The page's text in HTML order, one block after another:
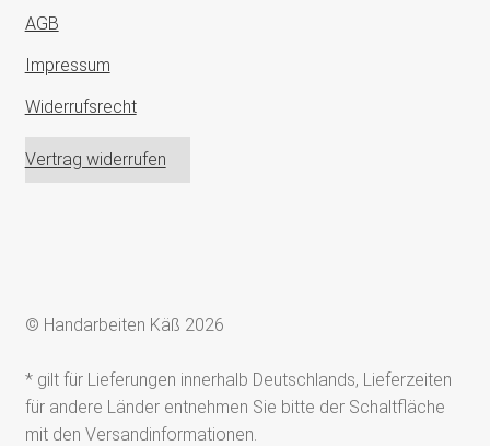
AGB
Impressum
Widerrufsrecht
Vertrag widerrufen
© Handarbeiten Käß 2026
* gilt für Lieferungen innerhalb Deutschlands, Lieferzeiten
für andere Länder entnehmen Sie bitte der Schaltfläche
mit den Versandinformationen.